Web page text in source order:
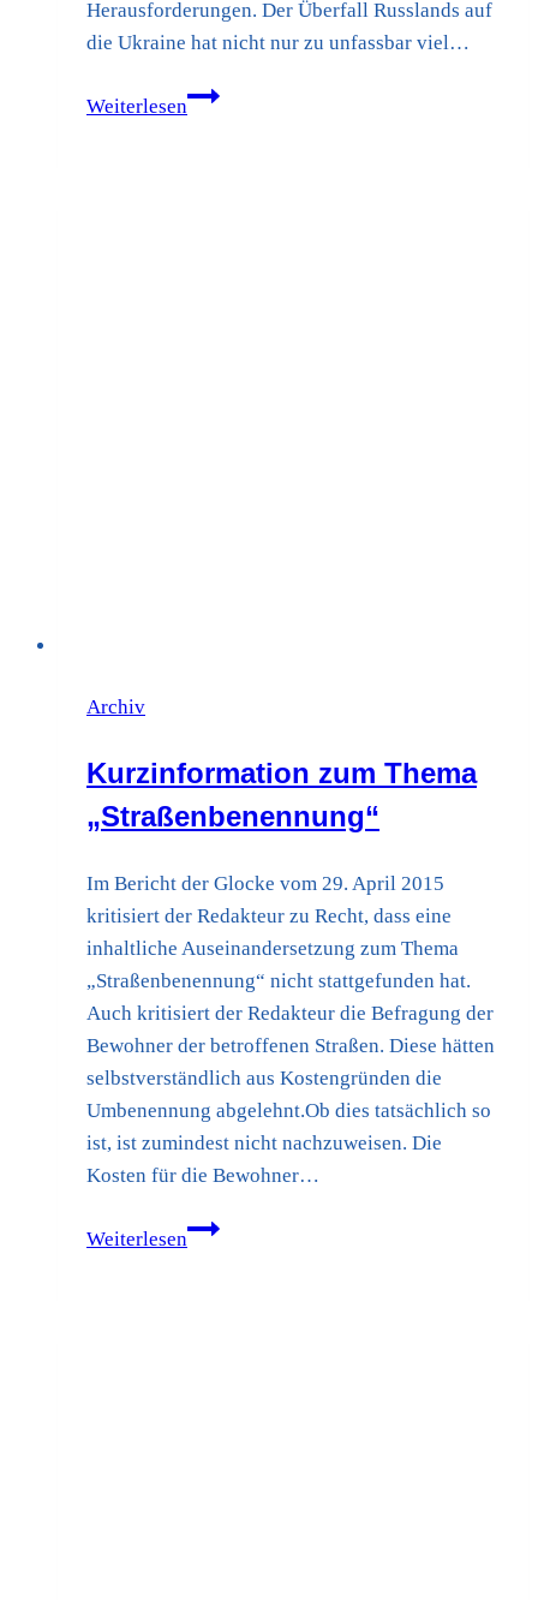
Herausforderungen. Der Überfall Russlands auf
die Ukraine hat nicht nur zu unfassbar viel…
Weiterlesen
Rede
Archiv
Kurzinformation zum Thema
„Straßenbenennung“
Im Bericht der Glocke vom 29. April 2015
kritisiert der Redakteur zu Recht, dass eine
inhaltliche Auseinandersetzung zum Thema
„Straßenbenennung“ nicht stattgefunden hat.
Auch kritisiert der Redakteur die Befragung der
Bewohner der betroffenen Straßen. Diese hätten
selbstverständlich aus Kostengründen die
Umbenennung abgelehnt.Ob dies tatsächlich so
ist, ist zumindest nicht nachzuweisen. Die
Kosten für die Bewohner…
Weiterlesen
Kurzinformation